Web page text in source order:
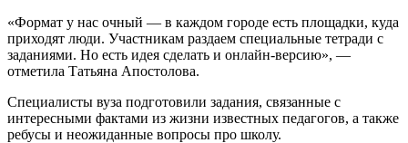
«Формат у нас очный — в каждом городе есть площадки, куда
приходят люди. Участникам раздаем специальные тетради с
заданиями. Но есть идея сделать и онлайн-версию», —
отметила Татьяна Апостолова.
Специалисты вуза подготовили задания, связанные с
интересными фактами из жизни известных педагогов, а также
ребусы и неожиданные вопросы про школу.